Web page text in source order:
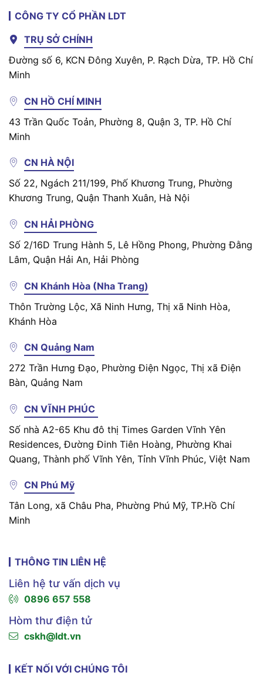
CÔNG TY CỔ PHẦN LDT
TRỤ SỞ CHÍNH
Đường số 6, KCN Đông Xuyên, P. Rạch Dừa, TP. Hồ Chí
Minh
CN HỒ CHÍ MINH
43 Trần Quốc Toản, Phường 8, Quận 3, TP. Hồ Chí
Minh
CN HÀ NỘI
Số 22, Ngách 211/199, Phố Khương Trung, Phường
Khương Trung, Quận Thanh Xuân, Hà Nội
CN HẢI PHÒNG
Số 2/16D Trung Hành 5, Lê Hồng Phong, Phường Đằng
Lâm, Quận Hải An, Hải Phòng
CN Khánh Hòa (Nha Trang)
Thôn Trường Lộc, Xã Ninh Hưng, Thị xã Ninh Hòa,
Khánh Hòa
CN Quảng Nam
272 Trần Hưng Đạo, Phường Điện Ngọc, Thị xã Điện
Bàn, Quảng Nam
CN VĨNH PHÚC
Số nhà A2-65 Khu đô thị Times Garden Vĩnh Yên
Residences, Đường Đinh Tiên Hoàng, Phường Khai
Quang, Thành phố Vĩnh Yên, Tỉnh Vĩnh Phúc, Việt Nam
CN Phú Mỹ
Tân Long, xã Châu Pha, Phường Phú Mỹ, TP.Hồ Chí
Minh
THÔNG TIN LIÊN HỆ
Liên hệ tư vấn dịch vụ
0896 657 558
Hòm thư điện tử
cskh@ldt.vn
KẾT NỐI VỚI CHÚNG TÔI